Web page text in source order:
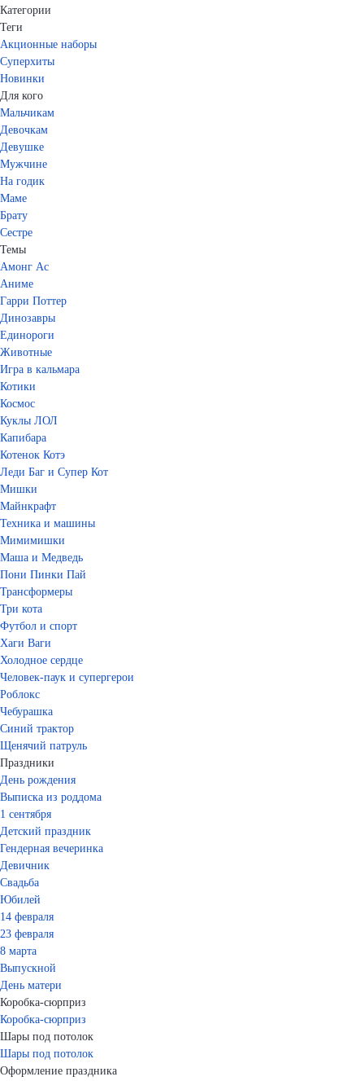
Категории
Теги
Акционные наборы
Суперхиты
Новинки
Для кого
Мальчикам
Девочкам
Девушке
Мужчине
На годик
Маме
Брату
Сестре
Темы
Амонг Ас
Аниме
Гарри Поттер
Динозавры
Единороги
Животные
Игра в кальмара
Котики
Космос
Куклы ЛОЛ
Капибара
Котенок Котэ
Леди Баг и Супер Кот
Мишки
Майнкрафт
Техника и машины
Мимимишки
Маша и Медведь
Пони Пинки Пай
Трансформеры
Три кота
Футбол и спорт
Хаги Ваги
Холодное сердце
Человек-паук и супергерои
Роблокс
Чебурашка
Синий трактор
Щенячий патруль
Праздники
День рождения
Выписка из роддома
1 сентября
Детский праздник
Гендерная вечеринка
Девичник
Свадьба
Юбилей
14 февраля
23 февраля
8 марта
Выпускной
День матери
Коробка-сюрприз
Коробка-сюрприз
Шары под потолок
Шары под потолок
Оформление праздника